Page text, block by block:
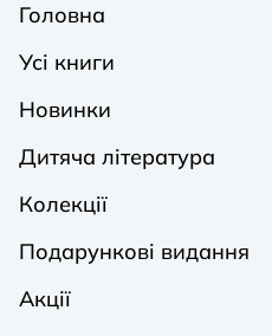
Головна
Усі книги
Новинки
Дитяча література
Колекції
Подарункові видання
Акції